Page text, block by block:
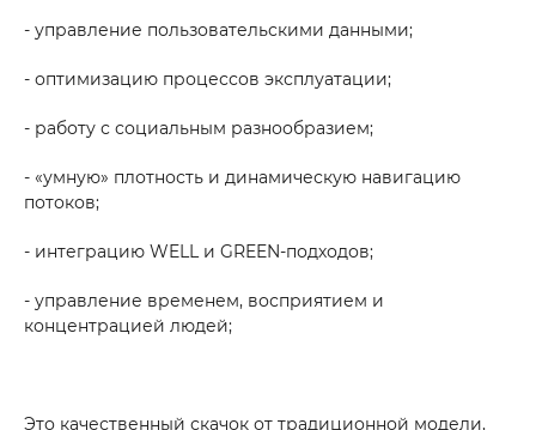
- управление пользовательскими данными;
- оптимизацию процессов эксплуатации;
- работу с социальным разнообразием;
- «умную» плотность и динамическую навигацию
потоков;
- интеграцию WELL и GREEN‑подходов;
- управление временем, восприятием и
концентрацией людей;
Это качественный скачок от традиционной модели,